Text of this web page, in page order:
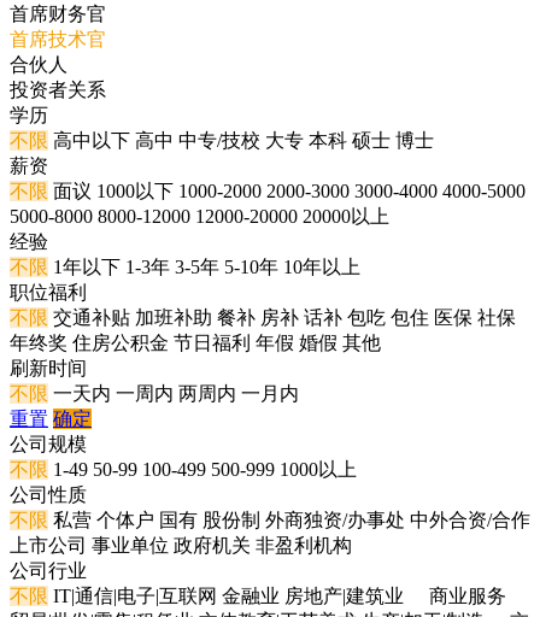
首席财务官
首席技术官
合伙人
投资者关系
学历
不限 高中以下 高中 中专/技校 大专 本科 硕士 博士
薪资
不限 面议 1000以下 1000-2000 2000-3000 3000-4000 4000-5000
5000-8000 8000-12000 12000-20000 20000以上
经验
不限 1年以下 1-3年 3-5年 5-10年 10年以上
职位福利
不限 交通补贴 加班补助 餐补 房补 话补 包吃 包住 医保 社保
年终奖 住房公积金 节日福利 年假 婚假 其他
刷新时间
不限 一天内 一周内 两周内 一月内
重置 确定
公司规模
不限 1-49 50-99 100-499 500-999 1000以上
公司性质
不限 私营 个体户 国有 股份制 外商独资/办事处 中外合资/合作
上市公司 事业单位 政府机关 非盈利机构
公司行业
不限 IT|通信|电子|互联网 金融业 房地产|建筑业
商业服务